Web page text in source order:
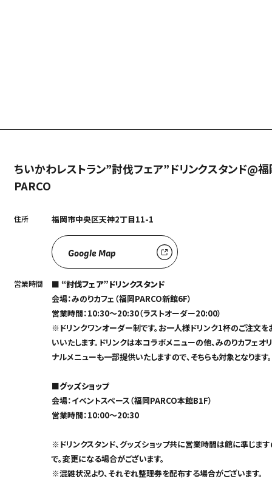
ちいかわレストラン”討伐フェア”ドリンクスタンド@
PARCO
住所 福岡市中央区天神2丁目11-1
Google Map
営業時間
■ “討伐フェア”ドリンクスタンド
会場：みのりカフェ（福岡PARCO新館6F）
営業時間：10:30～20:30（ラストオーダー20:00）
※ドリンクワンオーダー制です。お一人様ドリンク1杯のご注文を
いいたします。ドリンクは本コラボメニューの他、みのりカフェオ
ナルメニューも一部提供いたしますので、そちらも対象となります。
■グッズショップ
会場：イベントスペース（福岡PARCO本館B1F）
営業時間：10:00～20:30
※ドリンクスタンド、グッズショップ共に営業時間は館に準じま
で。変更になる場合がございます。
※混雑状況より、それぞれ整理券を配布する場合がございます。